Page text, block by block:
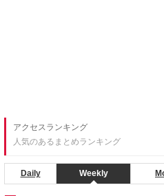
アクセスランキング
人気のあるまとめランキング
Daily Weekly